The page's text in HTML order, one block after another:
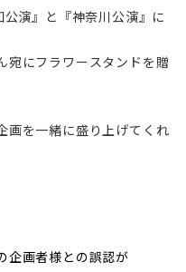
演』と『神奈川公演』に
宛にフラワースタンドを贈
画を一緒に盛り上げてくれ
企画者様との誤認が